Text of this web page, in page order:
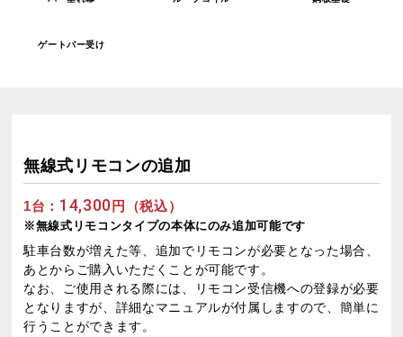
ゲートバー受け
無線式リモコンの追加
1台： 14,300 円（税込）
※無線式リモコンタイプの本体にのみ追加可能です
駐車台数が増えた等、追加でリモコンが必要となった場合、
あとからご購入いただくことが可能です。
なお、ご使用される際には、リモコン受信機への登録が必要
となりますが、詳細なマニュアルが付属しますので、簡単に
行うことができます。